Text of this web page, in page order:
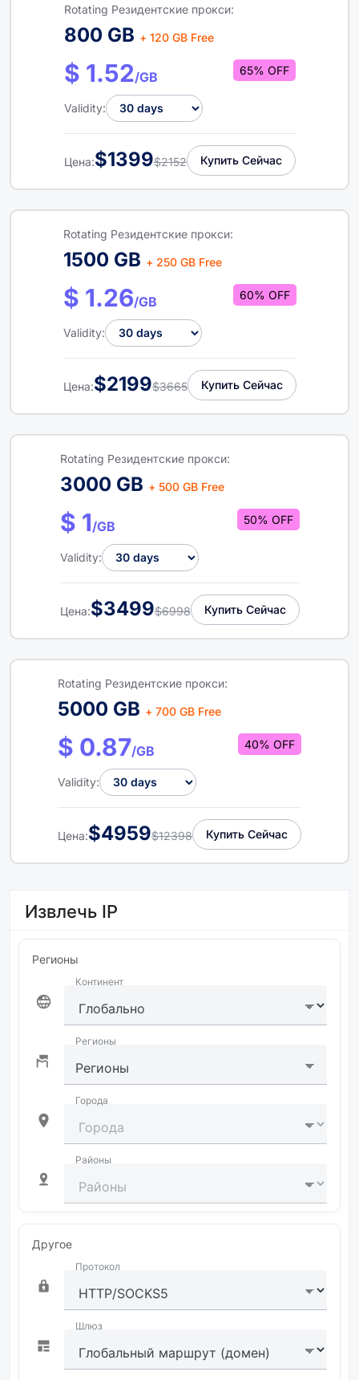
Rotating Резидентские прокси:
800 GB + 120 GB Free
$ 1.52/GB 65% OFF
Validity:
Цена:$1399$2152 Купить Сейчас
Rotating Резидентские прокси:
1500 GB + 250 GB Free
$ 1.26/GB 60% OFF
Validity:
Цена:$2199$3665 Купить Сейчас
Rotating Резидентские прокси:
3000 GB + 500 GB Free
$ 1/GB 50% OFF
Validity:
Цена:$3499$6998 Купить Сейчас
Rotating Резидентские прокси:
5000 GB + 700 GB Free
$ 0.87/GB 40% OFF
Validity:
Цена:$4959$12398 Купить Сейчас